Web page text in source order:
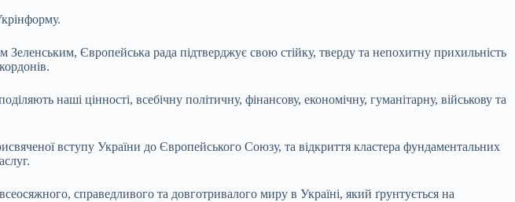
Європейська рада підтверджує свою стійку, тверду та непохитну прихильність
наші цінності, всебічну політичну, фінансову, економічну, гуманітарну, військову та
вступу України до Європейського Союзу, та відкриття кластера фундаментальних
справедливого та довготривалого миру в Україні, який ґрунтується на